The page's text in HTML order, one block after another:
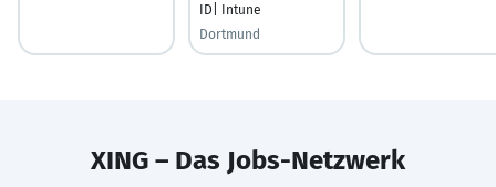
ID| Intune
Dortmund
XING – Das Jobs-Netzwerk